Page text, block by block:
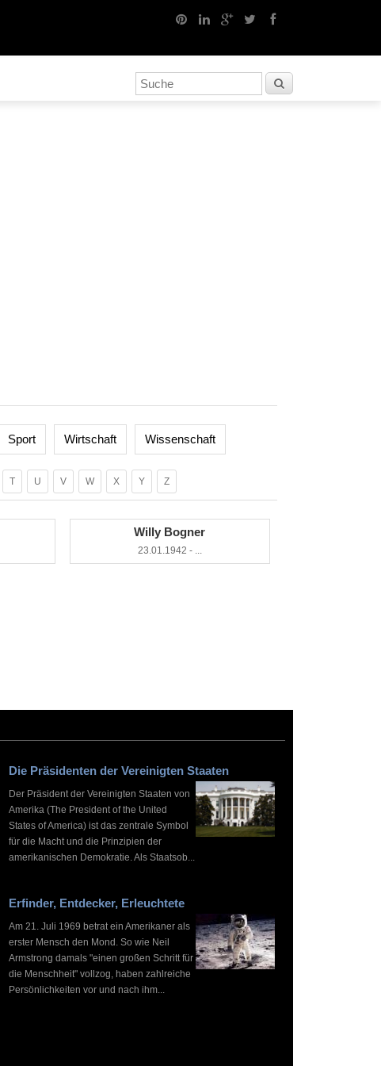
Sport Wirtschaft Wissenschaft
T U V W X Y Z
Willy Bogner
23.01.1942 - ...
Die Präsidenten der Vereinigten Staaten
Der Präsident der Vereinigten Staaten von
Amerika (The President of the United
States of America) ist das zentrale Symbol
für die Macht und die Prinzipien der
amerikanischen Demokratie. Als Staatsob...
Erfinder, Entdecker, Erleuchtete
Am 21. Juli 1969 betrat ein Amerikaner als
erster Mensch den Mond. So wie Neil
Armstrong damals "einen großen Schritt für
die Menschheit" vollzog, haben zahlreiche
Persönlichkeiten vor und nach ihm...